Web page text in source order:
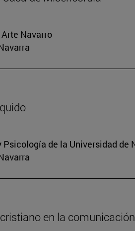
Navarro
de la Universidad de
en la comunicación